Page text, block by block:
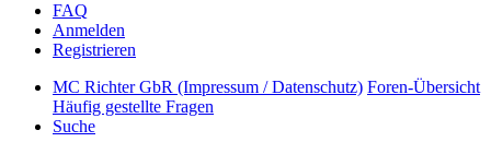
FAQ
Anmelden
Registrieren
MC Richter GbR (Impressum / Datenschutz) Foren-Übersicht
Häufig gestellte Fragen
Suche